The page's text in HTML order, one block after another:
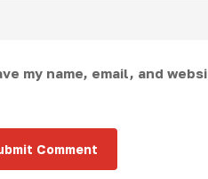
my name, email, and